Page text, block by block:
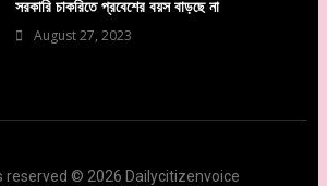
সরকারি চাকরিতে প্রবেশের বয়স বাড়ছে না
August 27, 2023
reserved © 2026 Dailycitizenvoice